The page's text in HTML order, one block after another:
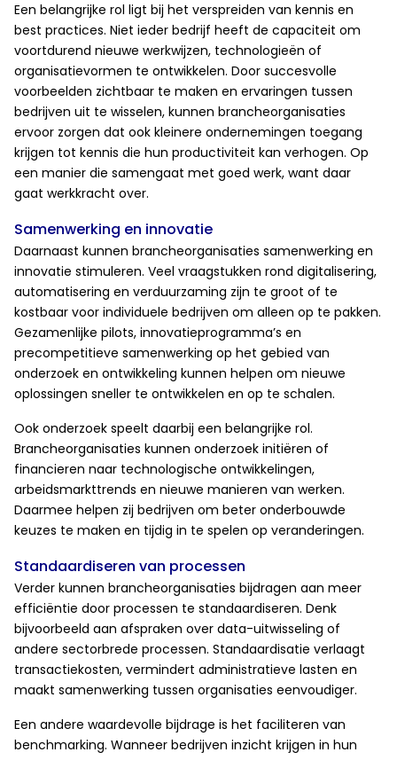
Een belangrijke rol ligt bij het verspreiden van kennis en
best practices. Niet ieder bedrijf heeft de capaciteit om
voortdurend nieuwe werkwijzen, technologieën of
organisatievormen te ontwikkelen. Door succesvolle
voorbeelden zichtbaar te maken en ervaringen tussen
bedrijven uit te wisselen, kunnen brancheorganisaties
ervoor zorgen dat ook kleinere ondernemingen toegang
krijgen tot kennis die hun productiviteit kan verhogen. Op
een manier die samengaat met goed werk, want daar
gaat werkkracht over.
Samenwerking en innovatie
Daarnaast kunnen brancheorganisaties samenwerking en
innovatie stimuleren. Veel vraagstukken rond digitalisering,
automatisering en verduurzaming zijn te groot of te
kostbaar voor individuele bedrijven om alleen op te pakken.
Gezamenlijke pilots, innovatieprogramma’s en
precompetitieve samenwerking op het gebied van
onderzoek en ontwikkeling kunnen helpen om nieuwe
oplossingen sneller te ontwikkelen en op te schalen.
Ook onderzoek speelt daarbij een belangrijke rol.
Brancheorganisaties kunnen onderzoek initiëren of
financieren naar technologische ontwikkelingen,
arbeidsmarkttrends en nieuwe manieren van werken.
Daarmee helpen zij bedrijven om beter onderbouwde
keuzes te maken en tijdig in te spelen op veranderingen.
Standaardiseren van processen
Verder kunnen brancheorganisaties bijdragen aan meer
efficiëntie door processen te standaardiseren. Denk
bijvoorbeeld aan afspraken over data-uitwisseling of
andere sectorbrede processen. Standaardisatie verlaagt
transactiekosten, vermindert administratieve lasten en
maakt samenwerking tussen organisaties eenvoudiger.
Een andere waardevolle bijdrage is het faciliteren van
benchmarking. Wanneer bedrijven inzicht krijgen in hun